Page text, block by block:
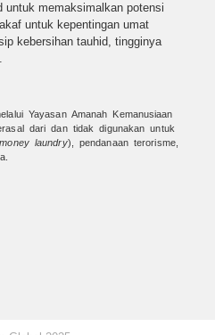
untuk memaksimalkan potensi
untuk kepentingan umat
kebersihan tauhid, tingginya
Yayasan Amanah Kemanusiaan
dari dan tidak digunakan untuk
money laundry), pendanaan terorisme,